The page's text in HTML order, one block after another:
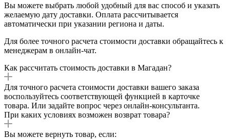
Вы можете выбрать любой удобный для вас способ и указать
желаемую дату доставки. Оплата рассчитывается
автоматически при указании региона и даты.
Для более точного расчета стоимости доставки обращайтесь к
менеджерам в онлайн-чат.
Как рассчитать стоимость доставки в Магадан?
Для точного расчета стоимости доставки вашего заказа
воспользуйтесь соответствующей функцией в карточке
товара. Или задайте вопрос через онлайн-консультанта.
При каких условиях возможен возврат товара?
Вы можете вернуть товар, если: